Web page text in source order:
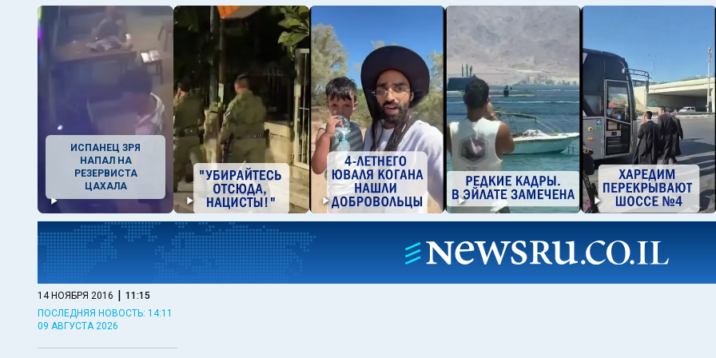
ИСПАНЕЦ ЗРЯ
НАПАЛ НА
РЕЗЕРВИСТА
ЦАХАЛА
14 НОЯБРЯ 2016 | 11:15
ПОСЛЕДНЯЯ НОВОСТЬ: 14:11
09 АВГУСТА 2026